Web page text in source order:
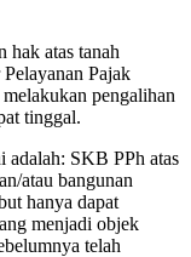
hak atas tanah
Pajak
pengalihan
tinggal.
adalah: SKB PPh atas
atau bangunan
hanya dapat
menjadi objek
telah